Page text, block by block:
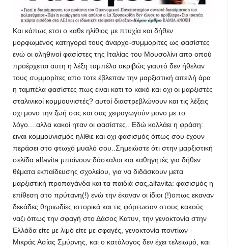
Και κάπως ετσι ο καθε ηλίθιος με πτυχία και δήθεν
μορφωμένος κατηγορεί τους άναρχο-συμμορίτες ως φασίστες
ενώ οι αληθινοί φασίστες της Ιταλίας του Μουσολίνι απο οπού
προέρχεται αυτη η λέξη ταμπέλα ακριβώς γιαυτό δεν ήθελαν
τους συμμορίτες απο τοτε έβλεπαν την μαρξιστική απειλή άρα
η ταμπέλα φασίστες πως ειναι κατι το κακό και οχι οι μαρξιστές
σταλινικοί κομμουνιστές? αυτοί διαστρεβλώνουν και τις λέξεις
οχι μονο την ζωή σας και σας χειραγωγούν μονο με το
λόγο....αλλα κακοί ηταν οι φασίστες.. Εδώ κολλάει η φράση:
ειναι κομμουνισμός ηλίθιε και οχι φασισμός όπως σου έχουν
περάσει στο φτωχό μυαλό σου..Σημειώστε ότι στην μαρξιστική
σελίδα alfavita μπαίνουν δάσκαλοι και καθηγητές για δήθεν
θέματα εκπαίδευσης σχολείου, για να διδάσκουν μετα
μαρξιστική προπαγάνδα και τα παιδιά σας,alfavita: φασισμός η
επίθεση στο πρύτανη(!) ενώ την έκαναν οι ίδιοι (!)οπως εκαναν
δεκάδες θηριωδίες ιστορικά και τις φόρτωσαν στους κακούς
ναζι όπως την σφαγή στο Δάσος Κατυν, την γενοκτονία στην
Ελλάδα είτε με λιμό είτε με σφαγές, γενοκτονία ποντίων -
Μικράς Ασίας Σμύρνης, και ο κατάλογος δεν έχει τελειωμό, και